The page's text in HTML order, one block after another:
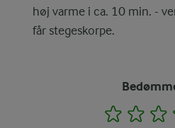
høj varme i ca. 10 min. -
får stegeskorpe.
1 2